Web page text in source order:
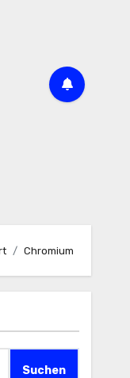
Chromium
Suchen